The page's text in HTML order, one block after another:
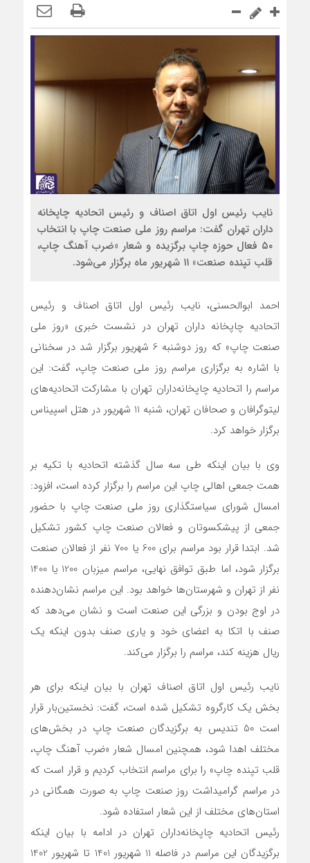
ضرورت بازنگری در شیوه‌های مالیات‌ستانی از اصناف در دوران
سرشماره «MALIAT» تنها مرجع رسمی ارسال پیامک‌های سازمان
شایعه گرانی بنزین، قیمت خودروهای برقی را بالا برد
موکب جاماندگان اربعین اتاق اصناف تهران و اتحادیه های صنفی
برپا شد
نایب رئیس اول اتاق اصناف و رئیس اتحادیه چاپخانه
داران تهران گفت: مراسم روز ملی صنعت چاپ با انتخاب
۵۰ فعال حوزه چاپ برگزیده و شعار «ضرب آهنگ چاپ،
قلب تپنده صنعت» ۱۱ شهریور ماه برگزار می‌شود.
احمد ابوالحسنی، نایب رئیس اول اتاق اصناف و رئیس
اتحادیه چاپخانه داران تهران در نشست خبری «روز ملی
صنعت چاپ» که روز دوشنبه 6 شهریور برگزار شد در سخنانی
با اشاره به برگزاری مراسم روز ملی صنعت چاپ، گفت: این
مراسم را اتحادیه چاپخانه‌داران تهران با مشارکت اتحادیه‌های
لیتوگرافان و صحافان تهران، شنبه 11 شهریور در هتل اسپیناس
برگزار خواهد کرد.
وی با بیان اینکه طی سه سال گذشته اتحادیه با تکیه بر
همت جمعی اهالی چاپ این مراسم را برگزار کرده است، افزود:
امسال شورای سیاستگذاری روز ملی صنعت چاپ با حضور
جمعی از پیشکسوتان و فعالان صنعت چاپ کشور تشکیل
شد. ابتدا قرار بود مراسم برای 600 یا 700 نفر از فعالان صنعت
برگزار شود، اما طبق توافق‌ نهایی، مراسم میزبان 1200 یا 1400
نفر از تهران و شهرستان‌ها خواهد بود. این مراسم نشان‌دهنده
در اوج بودن و بزرگی این صنعت است و نشان می‌دهد که
صنف با اتکا به اعضای خود و یاری صنف بدون اینکه یک
ریال هزینه کند، مراسم را برگزار می‌کند.
نایب رئیس اول اتاق اصناف تهران با بیان اینکه برای هر
بخش یک کارگروه تشکیل شده است، گفت: نخستین‌بار قرار
است 50 تندیس به برگزیدگان صنعت چاپ در بخش‌های
مختلف اهدا شود، همچنین امسال شعار «ضرب آهنگ چاپ،
قلب تپنده چاپ» را برای مراسم انتخاب کردیم و قرار است که
در مراسم‌ گرامیداشت روز صنعت چاپ به صورت همگانی در
استان‌های مختلف از این شعار استفاده شود.
رئیس اتحادیه چاپخانه‌داران تهران در ادامه با بیان اینکه
برگزیدگان این مراسم در فاصله 11 شهریور 1401 تا شهریور 1402